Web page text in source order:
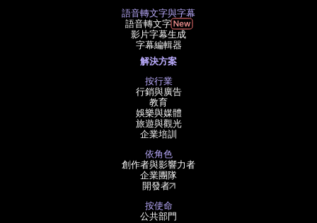
語音轉文字與字幕
語音轉文字
影片字幕生成
字幕編輯器
解決方案
按行業
行銷與廣告
教育
娛樂與媒體
旅遊與觀光
企業培訓
依角色
創作者與影響力者
企業團隊
開發者
按使命
公共部門